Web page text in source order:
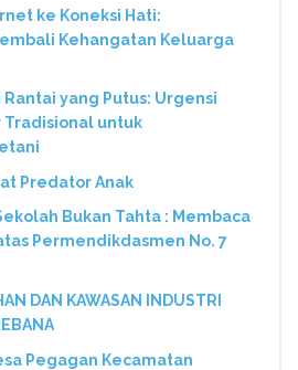
ke Koneksi Hati:
Kehangatan Keluarga
yang Putus: Urgensi
Tradisional untuk
Predator Anak
Bukan Tahta : Membaca
Permendikdasmen No. 7
DAN KAWASAN INDUSTRI
Pegagan Kecamatan